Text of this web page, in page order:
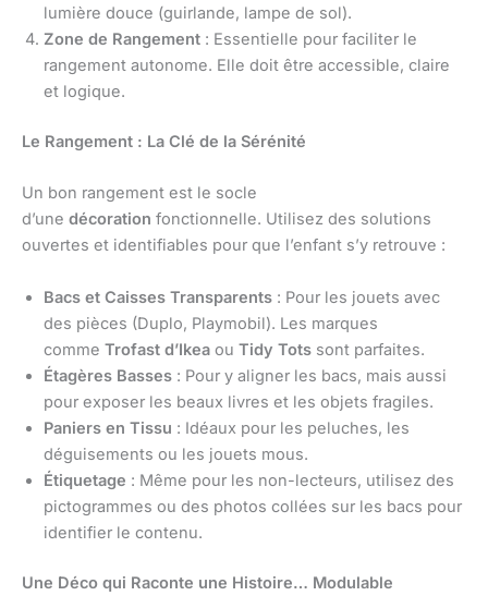
lumière douce (guirlande, lampe de sol).
Zone de Rangement : Essentielle pour faciliter le
rangement autonome. Elle doit être accessible, claire
et logique.
Le Rangement : La Clé de la Sérénité
Un bon rangement est le socle
d’une décoration fonctionnelle. Utilisez des solutions
ouvertes et identifiables pour que l’enfant s’y retrouve :
Bacs et Caisses Transparents : Pour les jouets avec
des pièces (Duplo, Playmobil). Les marques
comme Trofast d’Ikea ou Tidy Tots sont parfaites.
Étagères Basses : Pour y aligner les bacs, mais aussi
pour exposer les beaux livres et les objets fragiles.
Paniers en Tissu : Idéaux pour les peluches, les
déguisements ou les jouets mous.
Étiquetage : Même pour les non-lecteurs, utilisez des
pictogrammes ou des photos collées sur les bacs pour
identifier le contenu.
Une Déco qui Raconte une Histoire… Modulable